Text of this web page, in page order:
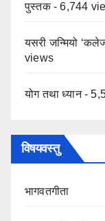
पुस्तक- 6,744
यसरी जन्मियो
views
योग तथा ध्यान-
विषयवस्तु
भागवतगीता